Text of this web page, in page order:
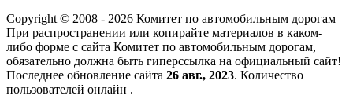
Copyright © 2008 - 2026 Комитет по автомобильным дорогам
При распространении или копирайте материалов в каком-
либо форме с сайта Комитет по автомобильным дорогам,
обязательно должна быть гиперссылка на официальный сайт!
Последнее обновление сайта 26 авг., 2023. Количество
пользователей онлайн .